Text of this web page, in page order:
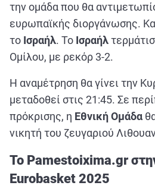
την ομάδα που θα
ευρωπαϊκής διοργάνωσης.
το Ισραήλ. Το Ισραήλ
Ομίλου, με ρεκόρ 3-2.
Η αναμέτρηση θα γίνει την
μεταδοθεί στις 21:45. Σε
πρόκρισης, η Εθνική Ομάδα
νικητή του ζευγαριού
Το Pamestoixima.gr
Eurobasket 2025